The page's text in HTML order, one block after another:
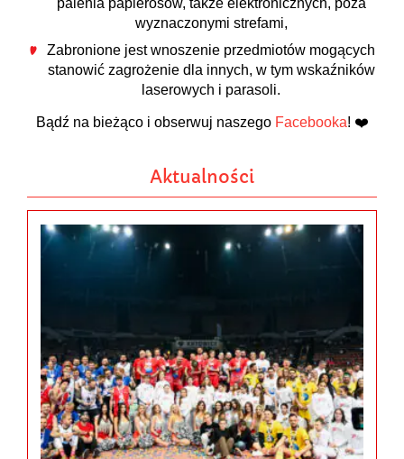
palenia papierosów, także elektronicznych, poza
wyznaczonymi strefami,
Zabronione jest wnoszenie przedmiotów mogących
stanowić zagrożenie dla innych, w tym wskaźników
laserowych i parasoli.
Bądź na bieżąco i obserwuj naszego Facebooka! ❤️
Aktualności